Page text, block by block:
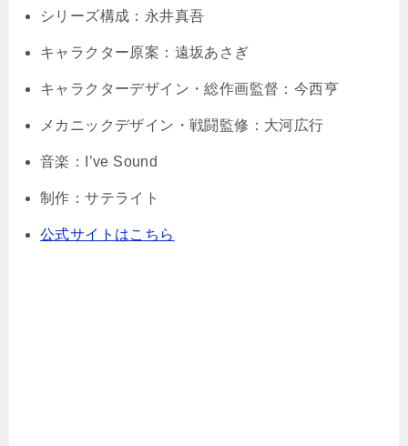
シリーズ構成：永井真吾
キャラクター原案：遠坂あさぎ
キャラクターデザイン・総作画監督：今西亨
メカニックデザイン・戦闘監修：大河広行
音楽：I’ve Sound
制作：サテライト
公式サイトはこちら